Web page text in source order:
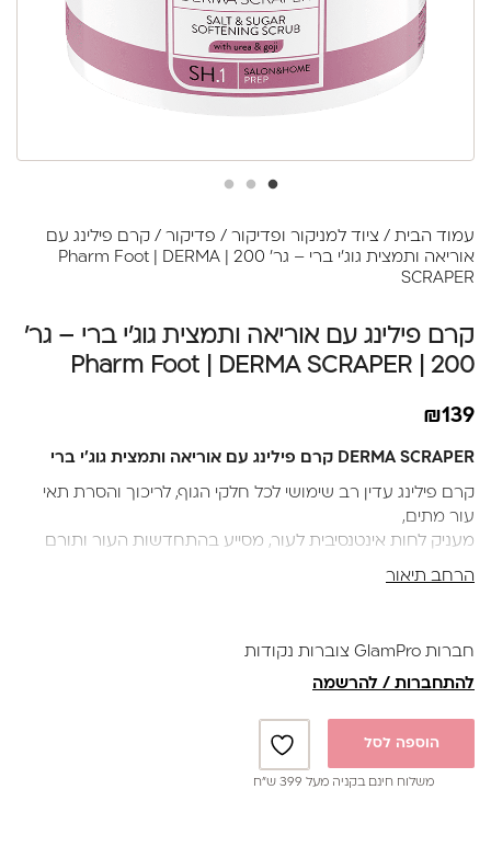
עמוד הבית / ציוד למניקור ופדיקור / פדיקור / קרם פילינג עם
אוריאה ותמצית גוג'י ברי – גר' 200 | Pharm Foot | DERMA
SCRAPER
קרם פילינג עם אוריאה ותמצית גוג'י ברי – גר'
200 | Pharm Foot | DERMA SCRAPER
₪139
DERMA SCRAPER קרם פילינג עם אוריאה ותמצית גוג'י ברי
קרם פילינג עדין רב שימושי לכל חלקי הגוף, לריכוך והסרת תאי
עור מתים,
מעניק לחות אינטנסיבית לעור, מסייע בהתחדשות העור ותורם
הרחב תיאור
חברות GlamPro צוברות נקודות
להתחברות / להרשמה
הוספה לסל
משלוח חינם בקניה מעל 399 ש”ח